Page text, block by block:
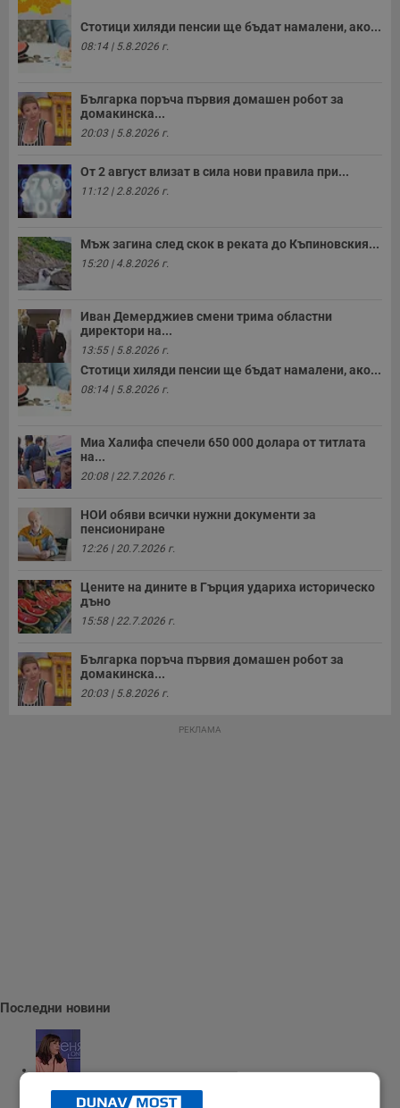
Стотици хиляди пенсии ще бъдат намалени, ако...
08:14 | 5.8.2026 г.
Българка поръча първия домашен робот за
домакинска...
20:03 | 5.8.2026 г.
От 2 август влизат в сила нови правила при...
11:12 | 2.8.2026 г.
Мъж загина след скок в реката до Къпиновския...
15:20 | 4.8.2026 г.
Иван Демерджиев смени трима областни
директори на...
13:55 | 5.8.2026 г.
Стотици хиляди пенсии ще бъдат намалени, ако...
08:14 | 5.8.2026 г.
Миа Халифа спечели 650 000 долара от титлата
на...
20:08 | 22.7.2026 г.
НОИ обяви всички нужни документи за
пенсиониране
12:26 | 20.7.2026 г.
Цените на дините в Гърция удариха историческо
дъно
15:58 | 22.7.2026 г.
Българка поръча първия домашен робот за
домакинска...
20:03 | 5.8.2026 г.
РЕКЛАМА
Последни новини
Наталия Ефремова: Минималната заплата няма да е 620 евро